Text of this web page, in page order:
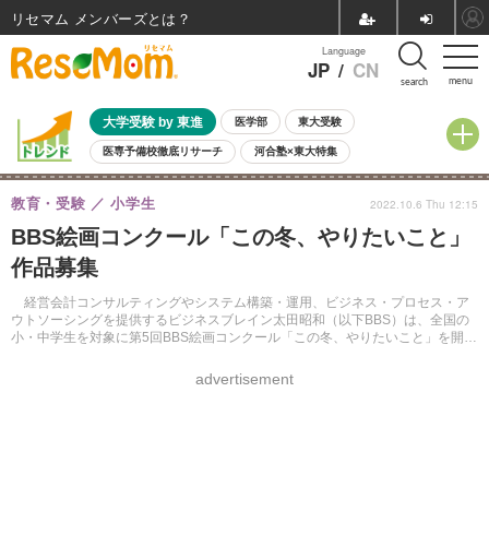
menu
Language
JP / CN search
大学受験 by 東進 医学部 東大受験
医専予備校徹底リサーチ 河合塾×東大特集
親子で考える大学選び 高校受験 中学受験 小学校受験
共通テスト 夏休み
8月開催イベント・WS 全国公立高校 過去問 人気記事
自由研究教材（小学生向け）
BBS絵画コンクール「この冬、やりたいこと」
作品募集
経営会計コンサルティングやシステム構築・運用、ビジネス・プロセス・ア
ウトソーシングを提供するビジネスブレイン太田昭和（以下BBS）は、全国の
小・中学生を対象に第5回BBS絵画コンクール「この冬、やりたいこと」を開催
教育・受験 小学生
advertisement
2022.10.6 Thu 12:15
リセマム メンバーズ